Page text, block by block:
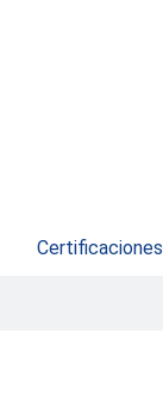
Certificaciones